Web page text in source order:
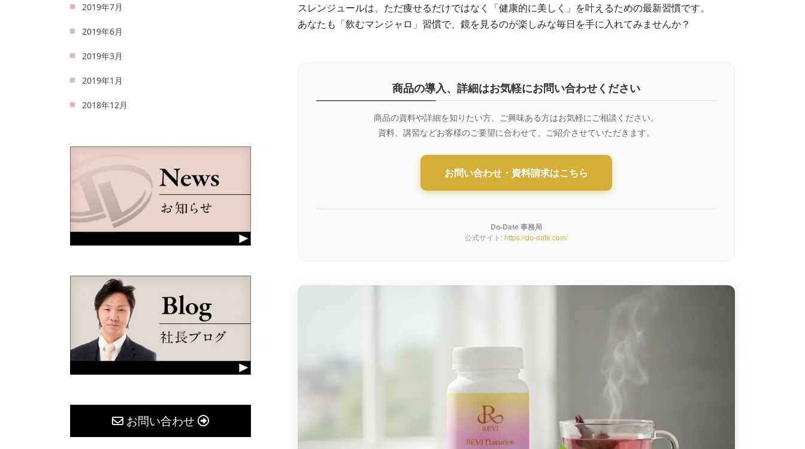
スレンジュールは、ただ痩せるだけではなく「健康的に美しく」を叶えるための最新習慣です。
あなたも「飲むマンジャロ」習慣で、鏡を見るのが楽しみな毎日を手に入れてみませんか？
商品の導入、詳細はお気軽にお問い合わせください
商品の資料や詳細を知りたい方、ご興味ある方はお気軽にご相談ください。
資料、講習などお客様のご要望に合わせて、ご紹介させていただきます。
お問い合わせ・資料請求はこちら
Do-Date 事務局
公式サイト:https://do-date.com/
2019年7月
2019年6月
2019年3月
2019年1月
2018年12月
お問い合わせ